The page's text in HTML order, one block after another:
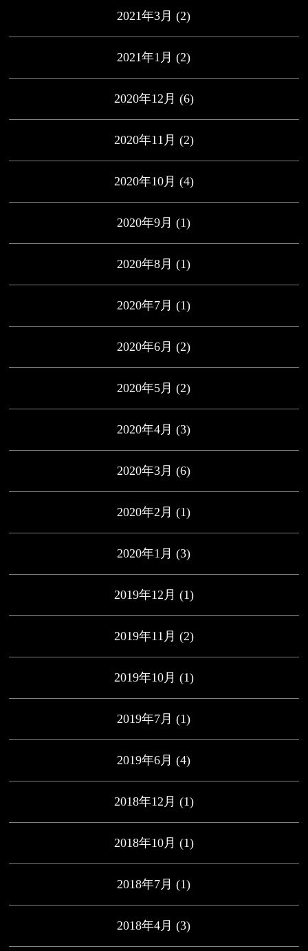
2021年3月 (2)
2021年1月 (2)
2020年12月 (6)
2020年11月 (2)
2020年10月 (4)
2020年9月 (1)
2020年8月 (1)
2020年7月 (1)
2020年6月 (2)
2020年5月 (2)
2020年4月 (3)
2020年3月 (6)
2020年2月 (1)
2020年1月 (3)
2019年12月 (1)
2019年11月 (2)
2019年10月 (1)
2019年7月 (1)
2019年6月 (4)
2018年12月 (1)
2018年10月 (1)
2018年7月 (1)
2018年4月 (3)